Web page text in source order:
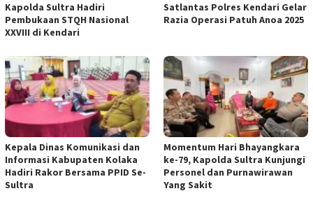
Kapolda Sultra Hadiri
Pembukaan STQH Nasional
XXVIII di Kendari
Satlantas Polres Kendari Gelar
Razia Operasi Patuh Anoa 2025
Kepala Dinas Komunikasi dan
Informasi Kabupaten Kolaka
Hadiri Rakor Bersama PPID Se-
Sultra
Momentum Hari Bhayangkara
ke-79, Kapolda Sultra Kunjungi
Personel dan Purnawirawan
Yang Sakit